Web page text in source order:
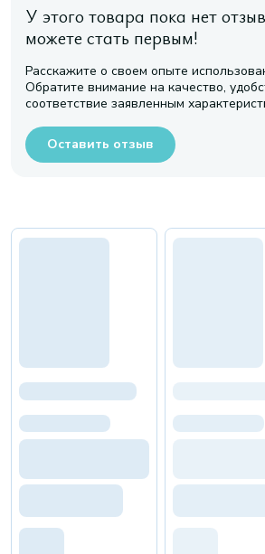
У этого товара пока нет
можете стать первым!
Расскажите о своем опыте
Обратите внимание на качество,
соответствие заявленным
Оставить отзыв